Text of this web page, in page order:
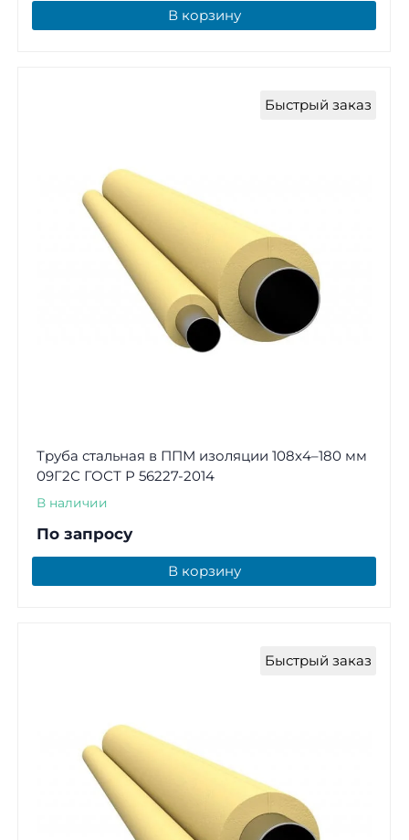
В корзину
Быстрый заказ
Труба стальная в ППМ изоляции 108х4–180 мм
09Г2С ГОСТ Р 56227-2014
В наличии
По запросу
В корзину
Быстрый заказ